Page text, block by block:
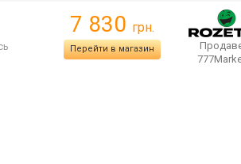
7 830 грн.
Перейти в магазин